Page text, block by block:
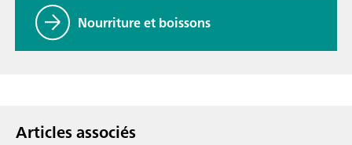
Nourriture et boissons
Articles associés